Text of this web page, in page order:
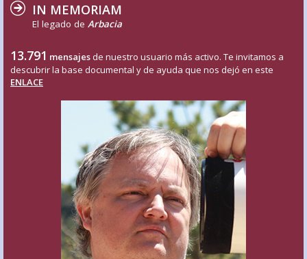
IN MEMORIAM
El legado de Arbacia
13.791 mensajes de nuestro usuario más activo. Te invitamos a
descubrir la base documental y de ayuda que nos dejó en este
ENLACE